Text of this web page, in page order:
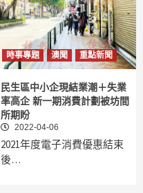
時事專題 澳聞 重點新聞
民生區中小企現結業潮＋失業
率高企 新一期消費計劃被坊間
所期盼
2022-04-06
2021年度電子消費優惠結束
後…